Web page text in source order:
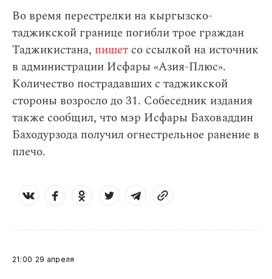
Во время перестрелки на кыргызско-
таджикской границе погибли трое граждан
Таджикистана, пишет со ссылкой на источник
в администрации Исфары «Азия-Плюс».
Количество пострадавших с таджикской
стороны возросло до 31. Собеседник издания
также сообщил, что мэр Исфары Баховаддин
Баходурзода получил огнестрельное ранение в
плечо.
21:00 29 апреля